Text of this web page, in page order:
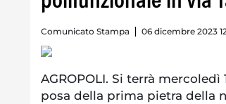
Comunicato Stampa 06 dicembre 2023
AGROPOLI. Si terrà mercoledì
posa della prima pietra della